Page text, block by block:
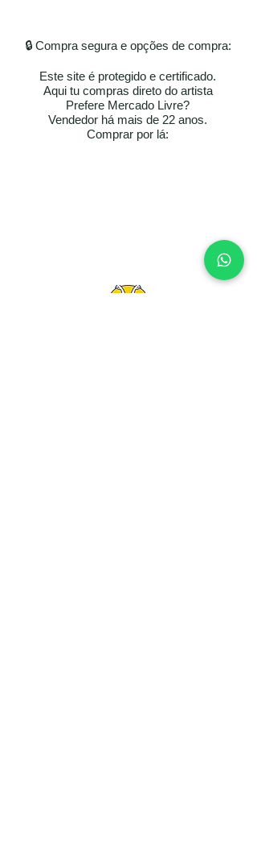
🔒 Compra segura e opções de compra:
Este site é protegido e certificado.
Aqui tu compras direto do artista
Prefere Mercado Livre?
Vendedor há mais de 22 anos.
​​Comprar por lá: